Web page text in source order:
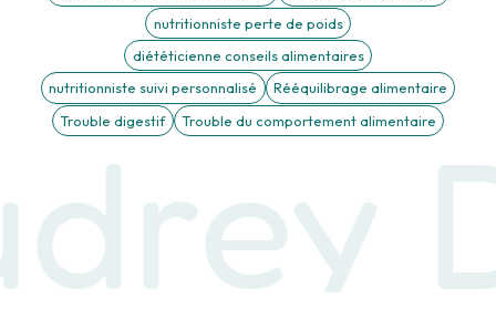
nutritionniste perte de poids
diététicienne conseils alimentaires
nutritionniste suivi personnalisé
Rééquilibrage alimentaire
Trouble digestif
Trouble du comportement alimentaire